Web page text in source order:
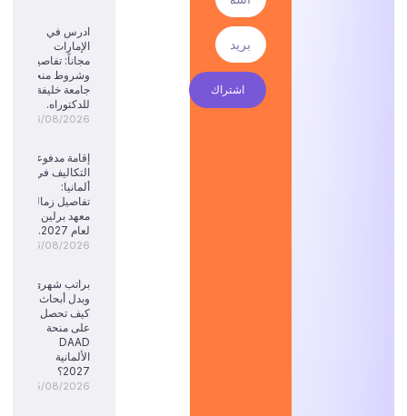
اشتراك
ادرس في
الإمارات
مجاناً: تفاصيل
وشروط منحة
جامعة خليفة
للدكتوراه.
06/08/2026
إقامة مدفوعة
التكاليف في
ألمانيا:
تفاصيل زمالة
معهد برلين
لعام 2027.
06/08/2026
براتب شهري
وبدل أبحاث:
كيف تحصل
على منحة
DAAD
الألمانية
2027؟
05/08/2026